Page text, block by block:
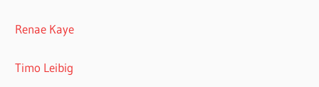
Renae Kaye
Timo Leibig